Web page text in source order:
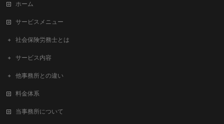
ホーム
サービスメニュー
社会保険労務士とは
サービス内容
他事務所との違い
料金体系
当事務所について